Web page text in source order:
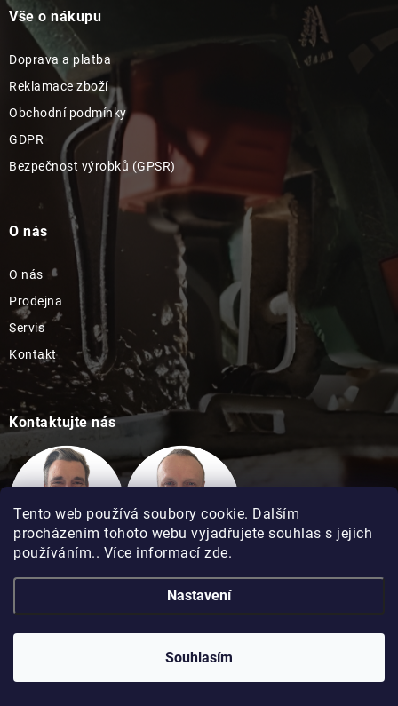
Tento web používá soubory cookie. Dalším
procházením tohoto webu vyjadřujete souhlas s jejich
používáním.. Více informací zde.
Nastavení
Souhlasím
Vše o nákupu
Doprava a platba
Reklamace zboží
Obchodní podmínky
GDPR
Bezpečnost výrobků (GPSR)
O nás
O nás
Prodejna
Servis
Kontakt
Kontaktujte nás
Technická podporaTechnická podpora
David Matuška
Hobbypro.cz. Všechna práva vyhrazena.